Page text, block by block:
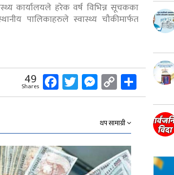
कार्यालयले हरेक वर्ष विभिन्न सूचकका
पालिकाहरुले स्वास्थ्य चौकीमार्फत
49
Shares Facebook
Twitter
Messenger
Copy
Link
Share
थप सामाग्री